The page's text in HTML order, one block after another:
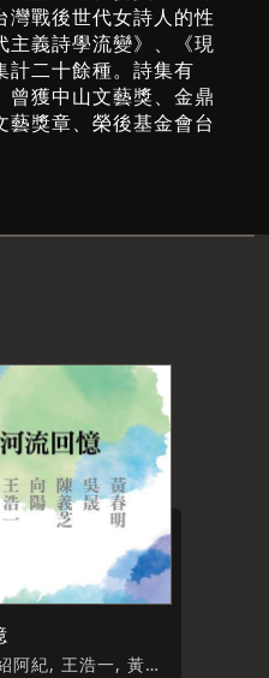
灣戰後世代女詩人的性
主義詩學流變》、《現
計二十餘種。詩集有
曾獲中山文藝獎、金鼎
獎章、榮後基金會台
黃春明, 陳義芝, 馬紹阿紀, 王浩一, 黃國珍, 吳晟, 向陽